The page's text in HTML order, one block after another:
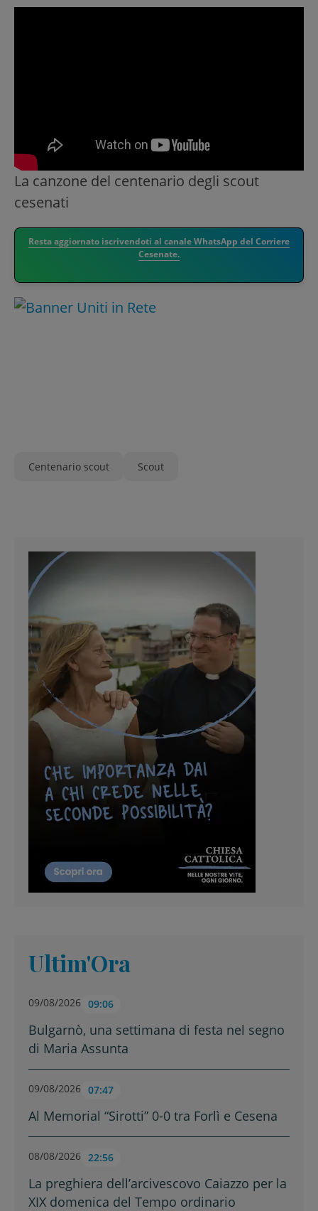
La canzone del centenario degli scout
cesenati
Resta aggiornato iscrivendoti al canale WhatsApp del Corriere
Cesenate.
Centenario scout Scout
Ultim'Ora
09/08/2026 09:06
Bulgarnò, una settimana di festa nel segno
di Maria Assunta
09/08/2026 07:47
Al Memorial “Sirotti” 0-0 tra Forlì e Cesena
08/08/2026 22:56
La preghiera dell’arcivescovo Caiazzo per la
XIX domenica del Tempo ordinario